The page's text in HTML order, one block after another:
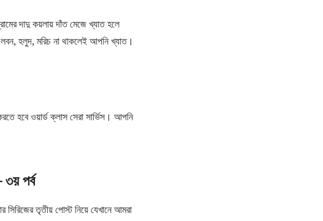
দাদু কয়লায় দাঁত মেজে খ্যাত হলে
হলুদ, মরিচ না থাকলেই আপনি খ্যাত।
হবে ওয়ার্ড ক্লাস সেরা সার্ভিস। আপনি
পর্ব
তৃতীয় পোস্ট নিয়ে যেখানে আমরা